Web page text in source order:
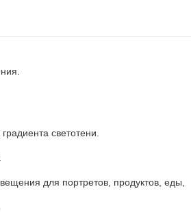
светотени.
для портретов, продуктов, еды,